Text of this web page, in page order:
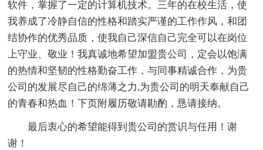
软件，掌握了一定的计算机技术。三年的在校生活，使
我养成了冷静自信的性格和踏实严谨的工作作风，和团
结协作的优秀品质，使我自己深信自己完全可以在岗位
上守业、敬业！我真诚地希望加盟贵公司，定会以饱满
的热情和坚韧的性格勤奋工作，与同事精诚合作，为贵
公司的发展尽自己的绵薄之力,为贵公司的明天奉献自己
的青春和热血！下页附履历敬请勘酌，恳请接纳。
最后衷心的希望能得到贵公司的赏识与任用！谢
谢！